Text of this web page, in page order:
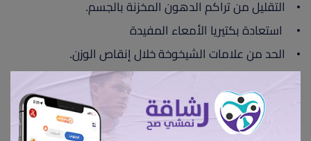
• التقليل من تراكم الدهون المخزنة بالجسم.
• استعادة بكتيريا الأمعاء المفيدة
• الحد من علامات الشيخوخة خلال إنقاص الوزن.
• حماية الجلد وتعزيز الدورة الدموية.
• الحفاظ على توازن السوائل بالجسم خلال تخسيس الوزن.
• تزود البطاطس المسلوقة الجسم بالطاقة والحيوية،